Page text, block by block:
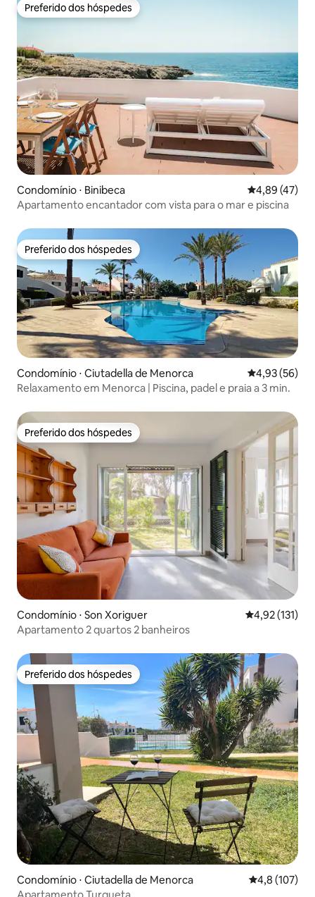
Preferido dos hóspedes
Preferido dos hóspedes
Condomínio ⋅ Binibeca 4,89 de uma
4,89 (47)
Apartamento encantador com vista para o mar e piscina
Preferido dos hóspedes
Preferido dos hóspedes
Condomínio ⋅ Ciutadella de Menorca 4,93 de uma
4,93 (56)
Relaxamento em Menorca | Piscina, padel e praia a 3 min.
Preferido dos hóspedes
Preferido dos hóspedes
Condomínio ⋅ Son Xoriguer 4,92 de uma
4,92 (131)
Apartamento 2 quartos 2 banheiros
Preferido dos hóspedes
Preferido dos hóspedes
Condomínio ⋅ Ciutadella de Menorca 4,8 de uma
4,8 (107)